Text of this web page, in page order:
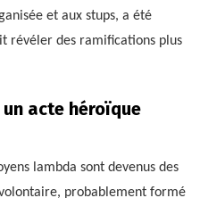
et aux stups, a été
révéler des ramifications plus
acte héroïque
lambda sont devenus des
probablement formé